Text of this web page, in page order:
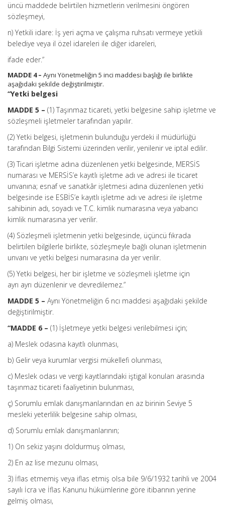
üncü maddede belirtilen hizmetlerin verilmesini öngören
sözleşmeyi,
n) Yetkili idare: İş yeri açma ve çalışma ruhsatı vermeye yetkili
belediye veya il özel idareleri ile diğer idareleri,
ifade eder.”
MADDE 4 – Aynı Yönetmeliğin 5 inci maddesi başlığı ile birlikte
aşağıdaki şekilde değiştirilmiştir.
“Yetki belgesi
MADDE 5 – (1) Taşınmaz ticareti, yetki belgesine sahip işletme ve
sözleşmeli işletmeler tarafından yapılır.
(2) Yetki belgesi, işletmenin bulunduğu yerdeki il müdürlüğü
tarafından Bilgi Sistemi üzerinden verilir, yenilenir ve iptal edilir.
(3) Ticari işletme adına düzenlenen yetki belgesinde, MERSİS
numarası ve MERSİS’e kayıtlı işletme adı ve adresi ile ticaret
unvanına; esnaf ve sanatkâr işletmesi adına düzenlenen yetki
belgesinde ise ESBİS’e kayıtlı işletme adı ve adresi ile işletme
sahibinin adı, soyadı ve T.C. kimlik numarasına veya yabancı
kimlik numarasına yer verilir.
(4) Sözleşmeli işletmenin yetki belgesinde, üçüncü fıkrada
belirtilen bilgilerle birlikte, sözleşmeyle bağlı olunan işletmenin
unvanı ve yetki belgesi numarasına da yer verilir.
(5) Yetki belgesi, her bir işletme ve sözleşmeli işletme için
ayrı ayrı düzenlenir ve devredilemez.”
MADDE 5 – Aynı Yönetmeliğin 6 ncı maddesi aşağıdaki şekilde
değiştirilmiştir.
“MADDE 6 – (1) İşletmeye yetki belgesi verilebilmesi için;
a) Meslek odasına kayıtlı olunması,
b) Gelir veya kurumlar vergisi mükellefi olunması,
c) Meslek odası ve vergi kayıtlarındaki iştigal konuları arasında
taşınmaz ticareti faaliyetinin bulunması,
ç) Sorumlu emlak danışmanlarından en az birinin Seviye 5
mesleki yeterlilik belgesine sahip olması,
d) Sorumlu emlak danışmanlarının;
1) On sekiz yaşını doldurmuş olması,
2) En az lise mezunu olması,
3) İflas etmemiş veya iflas etmiş olsa bile 9/6/1932 tarihli ve 2004
sayılı İcra ve İflas Kanunu hükümlerine göre itibarının yerine
gelmiş olması,